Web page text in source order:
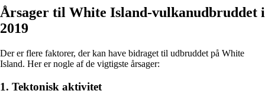
Årsager til White Island-vulkanudbruddet i
2019
Der er flere faktorer, der kan have bidraget til udbruddet på White
Island. Her er nogle af de vigtigste årsager:
1. Tektonisk aktivitet